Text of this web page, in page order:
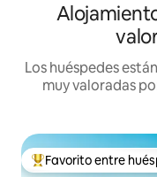
Los huéspedes
muy valoradas
Favorito entre
Favorito entre